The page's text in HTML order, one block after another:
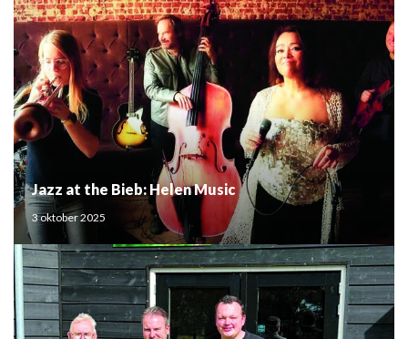
Jazz at the Bieb: Helen Music
3 oktober 2025